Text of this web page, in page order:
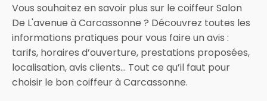
Vous souhaitez en savoir plus sur le coiffeur Salon
De L'avenue à Carcassonne ? Découvrez toutes les
informations pratiques pour vous faire un avis :
tarifs, horaires d’ouverture, prestations proposées,
localisation, avis clients… Tout ce qu’il faut pour
choisir le bon coiffeur à Carcassonne.